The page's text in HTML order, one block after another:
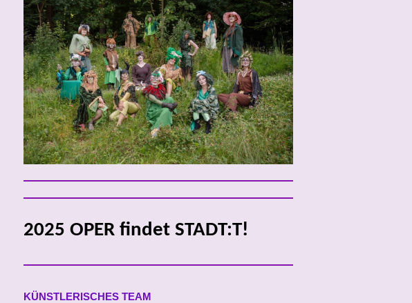
2025 OPER findet STADT:T!
KÜNSTLERISCHES TEAM